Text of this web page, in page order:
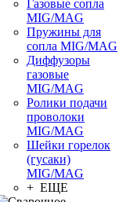
Газовые сопла
MIG/MAG
Пружины для
сопла MIG/MAG
Диффузоры
газовые
MIG/MAG
Ролики подачи
проволоки
MIG/MAG
Шейки горелок
(гусаки)
MIG/MAG
+ ЕЩЕ